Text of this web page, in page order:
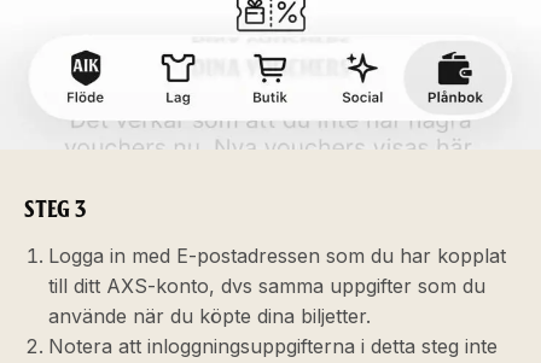
STEG 3
Logga in med E-postadressen som du har kopplat
till ditt AXS-konto, dvs samma uppgifter som du
använde när du köpte dina biljetter.
Notera att inloggningsuppgifterna i detta steg inte